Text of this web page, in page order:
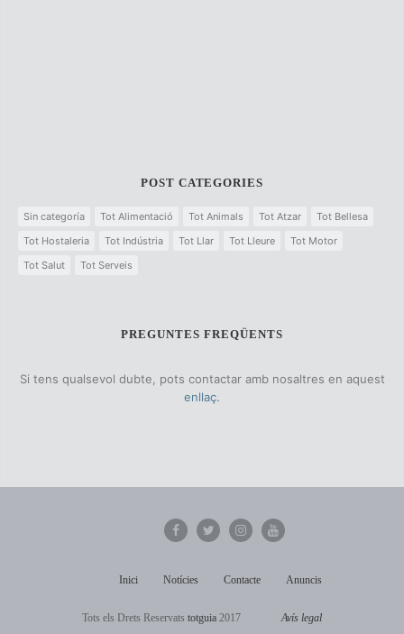
POST CATEGORIES
Sin categoría Tot Alimentació Tot Animals Tot Atzar
Tot Bellesa
Tot Hostaleria
Tot Indústria Tot Llar Tot Lleure
Tot Motor
Tot Salut
Tot Serveis
PREGUNTES FREQÜENTS
Si tens qualsevol dubte, pots contactar amb nosaltres en aquest
enllaç.
Inici Notícies Contacte Anuncis
Tots els Drets Reservats totguia 2017 Avís legal